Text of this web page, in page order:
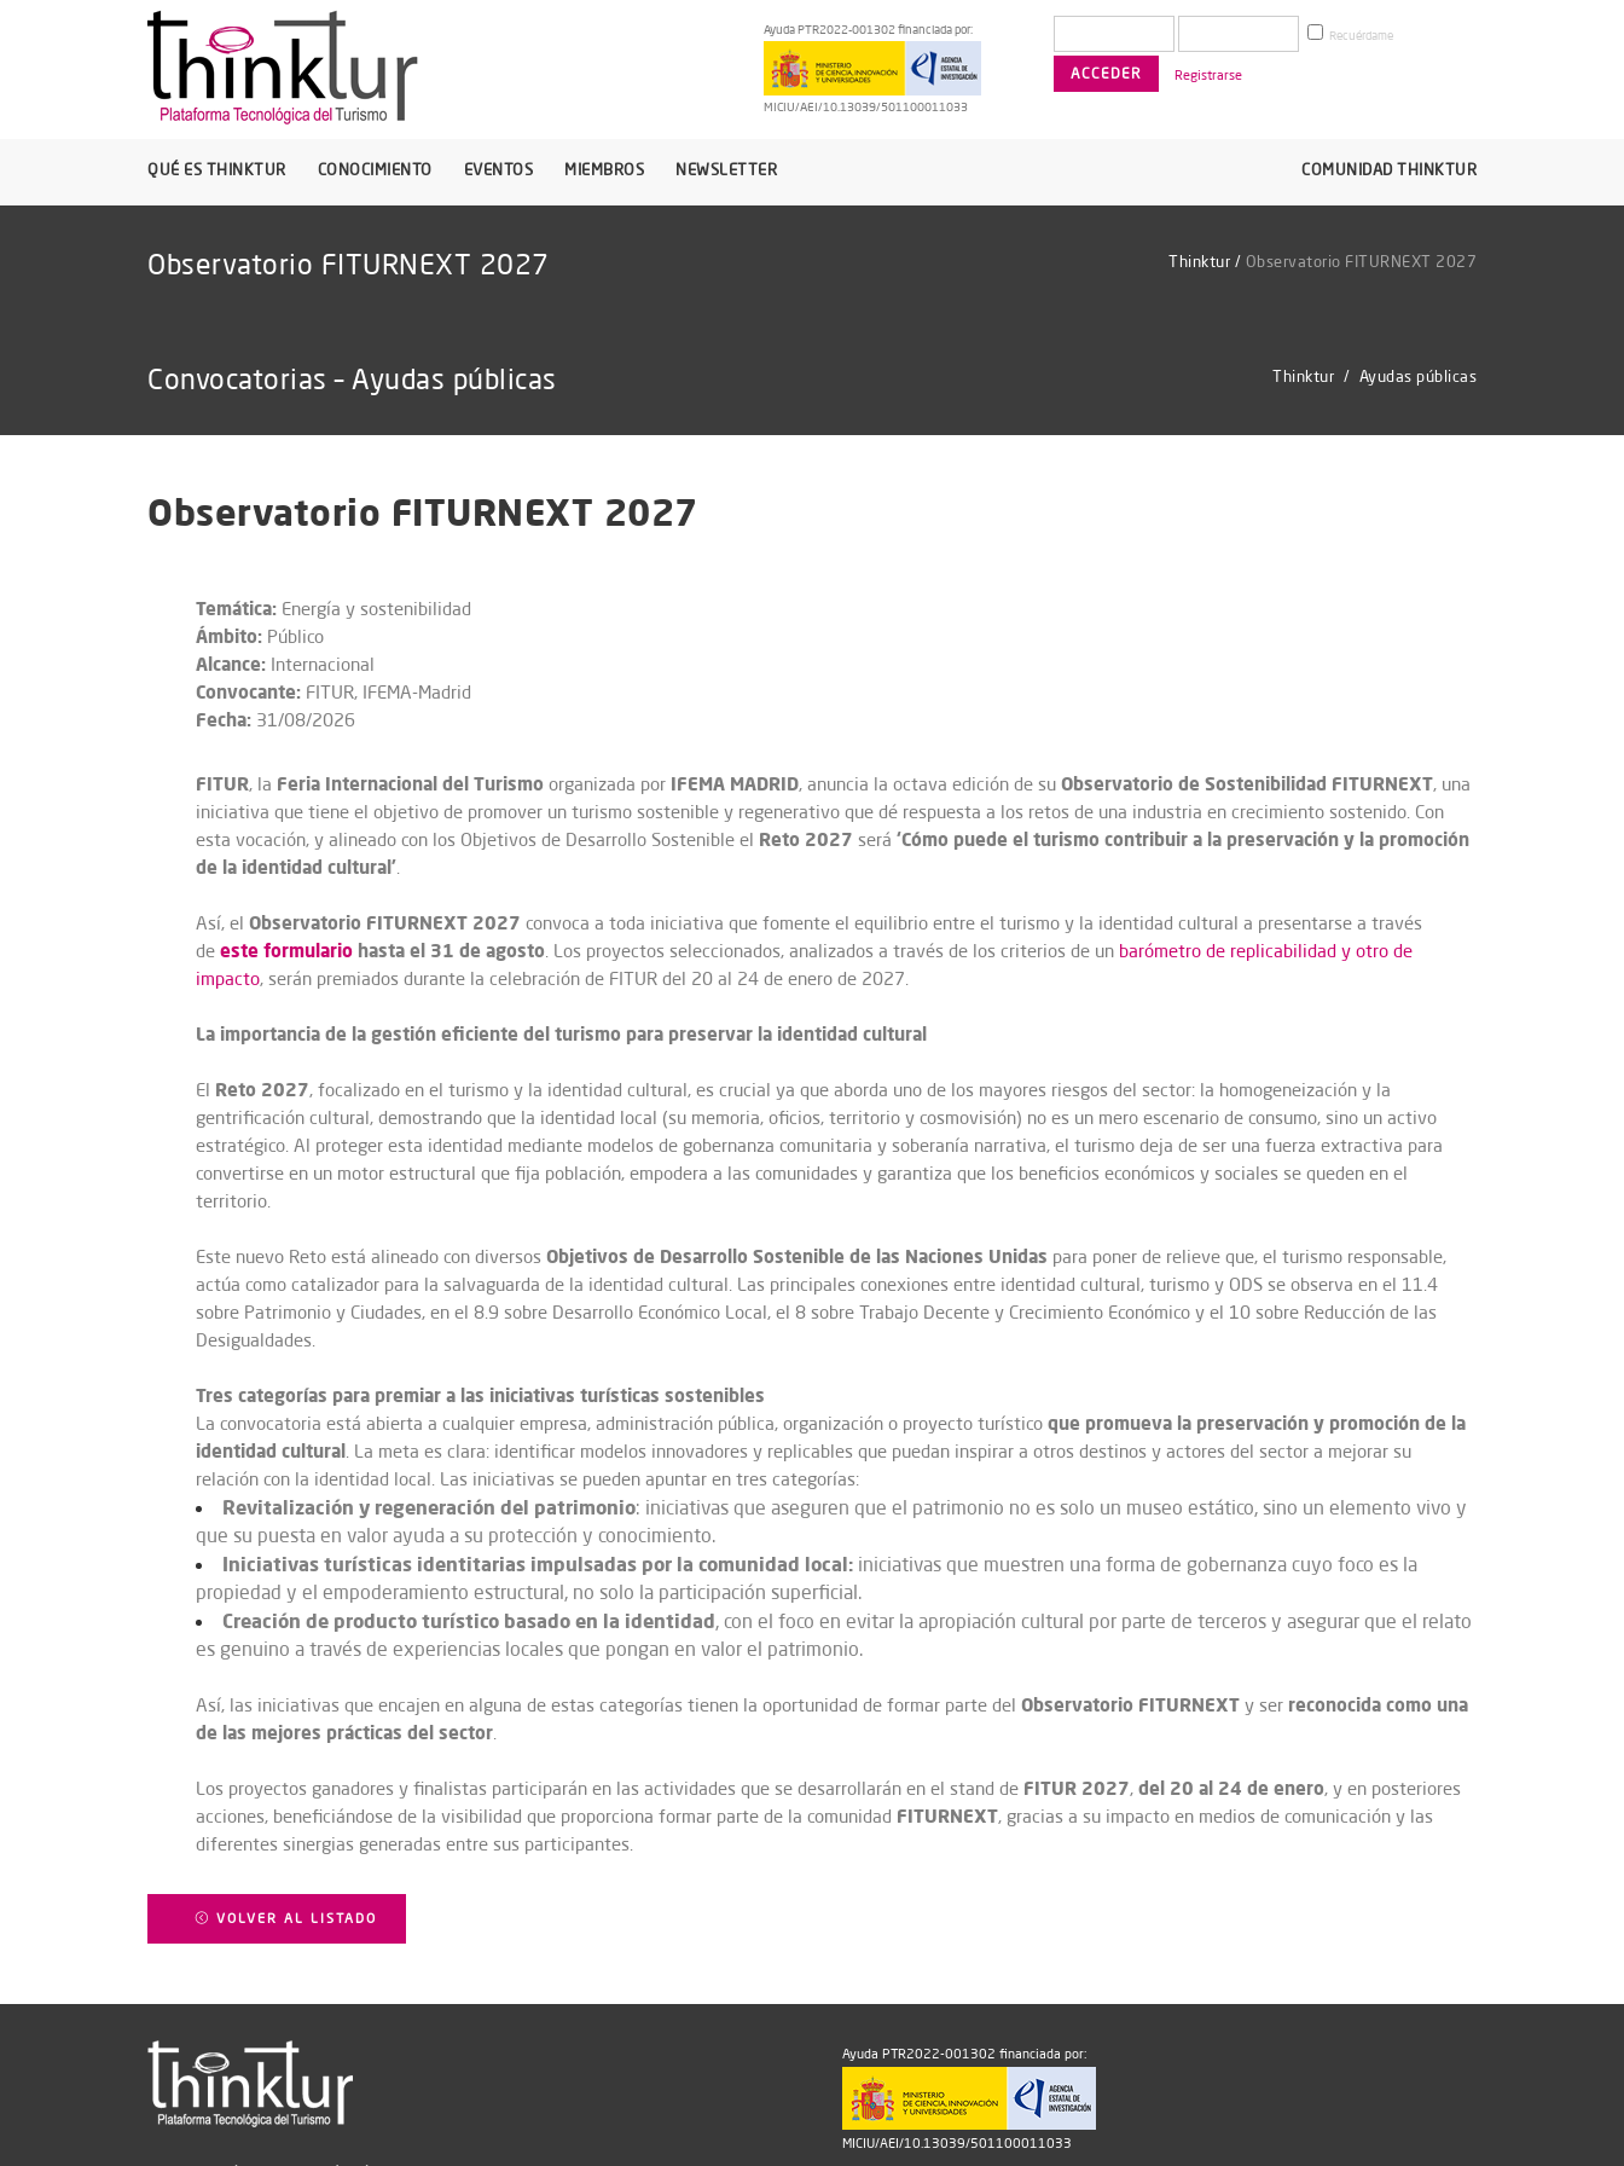
Ayuda PTR2022-001302 financiada por:
MICIU/AEI/10.13039/501100011033
Recuérdame
Registrarse
QUÉ ES THINKTUR CONOCIMIENTO EVENTOS MIEMBROS NEWSLETTER COMUNIDAD THINKTUR
Observatorio FITURNEXT 2027 Thinktur / Observatorio FITURNEXT 2027
Convocatorias – Ayudas públicas Thinktur / Ayudas públicas
Observatorio FITURNEXT 2027
Temática: Energía y sostenibilidad
Ámbito: Público
Alcance: Internacional
Convocante: FITUR, IFEMA-Madrid
Fecha: 31/08/2026
FITUR, la Feria Internacional del Turismo organizada por IFEMA MADRID, anuncia la octava edición de su Observatorio de Sostenibilidad FITURNEXT, una
iniciativa que tiene el objetivo de promover un turismo sostenible y regenerativo que dé respuesta a los retos de una industria en crecimiento sostenido. Con
esta vocación, y alineado con los Objetivos de Desarrollo Sostenible el Reto 2027 será ‘Cómo puede el turismo contribuir a la preservación y la promoción
de la identidad cultural’.
Así, el Observatorio FITURNEXT 2027 convoca a toda iniciativa que fomente el equilibrio entre el turismo y la identidad cultural a presentarse a través
de este formulario hasta el 31 de agosto. Los proyectos seleccionados, analizados a través de los criterios de un barómetro de replicabilidad y otro de
impacto, serán premiados durante la celebración de FITUR del 20 al 24 de enero de 2027.
La importancia de la gestión eficiente del turismo para preservar la identidad cultural
El Reto 2027, focalizado en el turismo y la identidad cultural, es crucial ya que aborda uno de los mayores riesgos del sector: la homogeneización y la
gentrificación cultural, demostrando que la identidad local (su memoria, oficios, territorio y cosmovisión) no es un mero escenario de consumo, sino un activo
estratégico. Al proteger esta identidad mediante modelos de gobernanza comunitaria y soberanía narrativa, el turismo deja de ser una fuerza extractiva para
convertirse en un motor estructural que fija población, empodera a las comunidades y garantiza que los beneficios económicos y sociales se queden en el
territorio.
Este nuevo Reto está alineado con diversos Objetivos de Desarrollo Sostenible de las Naciones Unidas para poner de relieve que, el turismo responsable,
actúa como catalizador para la salvaguarda de la identidad cultural. Las principales conexiones entre identidad cultural, turismo y ODS se observa en el 11.4
sobre Patrimonio y Ciudades, en el 8.9 sobre Desarrollo Económico Local, el 8 sobre Trabajo Decente y Crecimiento Económico y el 10 sobre Reducción de las
Desigualdades.
Tres categorías para premiar a las iniciativas turísticas sostenibles
La convocatoria está abierta a cualquier empresa, administración pública, organización o proyecto turístico que promueva la preservación y promoción de la
identidad cultural. La meta es clara: identificar modelos innovadores y replicables que puedan inspirar a otros destinos y actores del sector a mejorar su
relación con la identidad local. Las iniciativas se pueden apuntar en tres categorías:
Revitalización y regeneración del patrimonio: iniciativas que aseguren que el patrimonio no es solo un museo estático, sino un elemento vivo y
que su puesta en valor ayuda a su protección y conocimiento.
Iniciativas turísticas identitarias impulsadas por la comunidad local: iniciativas que muestren una forma de gobernanza cuyo foco es la
propiedad y el empoderamiento estructural, no solo la participación superficial.
Creación de producto turístico basado en la identidad, con el foco en evitar la apropiación cultural por parte de terceros y asegurar que el relato
es genuino a través de experiencias locales que pongan en valor el patrimonio.
Así, las iniciativas que encajen en alguna de estas categorías tienen la oportunidad de formar parte del Observatorio FITURNEXT y ser reconocida como una
de las mejores prácticas del sector.
Los proyectos ganadores y finalistas participarán en las actividades que se desarrollarán en el stand de FITUR 2027, del 20 al 24 de enero, y en posteriores
acciones, beneficiándose de la visibilidad que proporciona formar parte de la comunidad FITURNEXT, gracias a su impacto en medios de comunicación y las
diferentes sinergias generadas entre sus participantes.
VOLVER AL LISTADO
Ayuda PTR2022-001302 financiada por:
MICIU/AEI/10.13039/501100011033